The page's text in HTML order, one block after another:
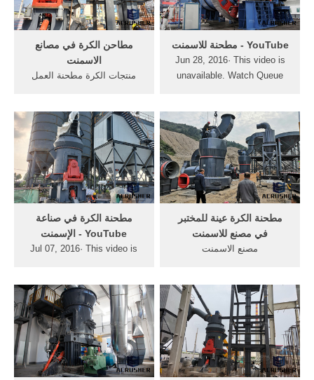
الكرة لمصنع مطاحن .
مطاحن الكرة في مصانع
الاسمنت
منتجات الكرة مطحنة العمل
الكرة مطحنةets-powerasia
كيفية حساب حجم الكرة
مطحنة في مصنع ... حلول من
مطحنة الكرة لمصنع للاسمنت
في الألمانية ...
‫مطحنة للاسمنت‬‎ - YouTube
Jun 28, 2016· This video is
unavailable. Watch Queue
‫مطحنة الكرة في صناعة
الإسمنت‬‎ - YouTube
Jul 07, 2016· This video is
مطحنة الكرة عينة للمختبر
في مصنع للاسمنت
مصنع الاسمنت
الصين مصنع الاسمنت الكرة
مطحنة تستخدم أساسا مطحنة
الكرة الأسمنت, DOVE is a
manufacturer for ball .